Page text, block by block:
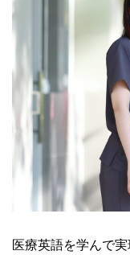
医療英語を学んで